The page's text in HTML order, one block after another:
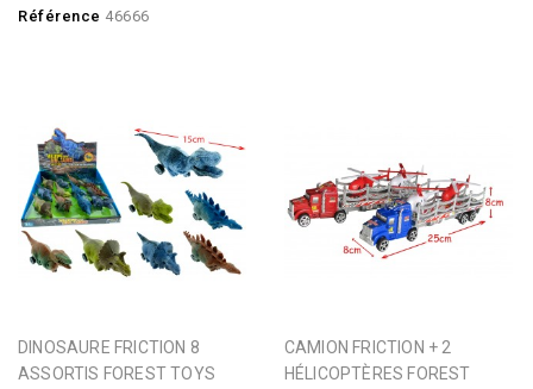
Référence 46666
DINOSAURE FRICTION 8
ASSORTIS FOREST TOYS
CAMION FRICTION + 2
HÉLICOPTÈRES FOREST